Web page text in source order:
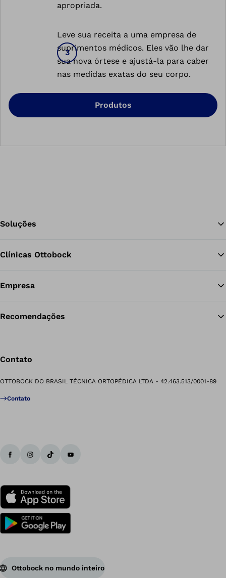
apropriada.
Leve sua receita a uma empresa de
suprimentos médicos. Eles vão lhe dar
sua nova órtese e ajustá-la para caber
nas medidas exatas do seu corpo.
Produtos
Soluções
Clínicas Ottobock
Empresa
Recomendações
Contato
OTTOBOCK DO BRASIL TÉCNICA ORTOPÉDICA LTDA - 42.463.513/0001-89
Contato
Ottobock no mundo inteiro